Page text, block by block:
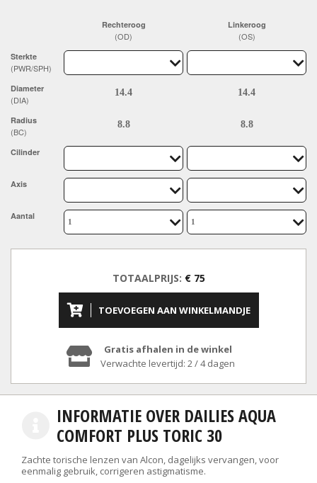
Sterkte
(PWR/SPH)
Diameter
(DIA)
Radius
(BC)
Cilinder
Axis
Aantal
Rechteroog
(OD)
Linkeroog
(OS)
TOTAALPRIJS: € 75
TOEVOEGEN AAN WINKELMANDJE
Gratis afhalen in de winkel
Verwachte levertijd: 2 / 4 dagen
INFORMATIE OVER DAILIES AQUA
COMFORT PLUS TORIC 30
Zachte torische lenzen van Alcon, dagelijks vervangen, voor
eenmalig gebruik, corrigeren astigmatisme.